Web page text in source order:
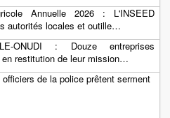
Annuelle 2026 : L'INSEED
autorités locales et outille…
ONUDI : Douze entreprises
en restitution de leur mission…
de la police prêtent serment